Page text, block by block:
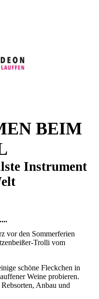
BEIM
Instrument
vor den Sommerferien
Trolli vom
schöne Fleckchen in
Weine probieren.
Anbau und